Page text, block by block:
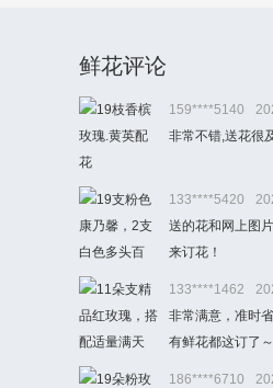
鲜花评论
159****5140
非常不错,送花很
133****5420
送的花和网上图
来订花！
133****1462
非常满意，准时
有鲜花都这订了～
186****6710